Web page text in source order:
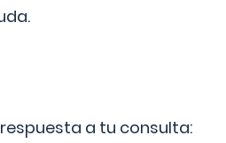
a tu consulta: